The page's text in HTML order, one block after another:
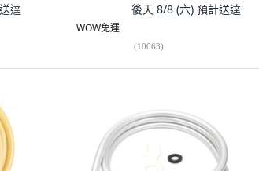
達 後天 8/8 (六) 預計送達
WOW免運
(10063)